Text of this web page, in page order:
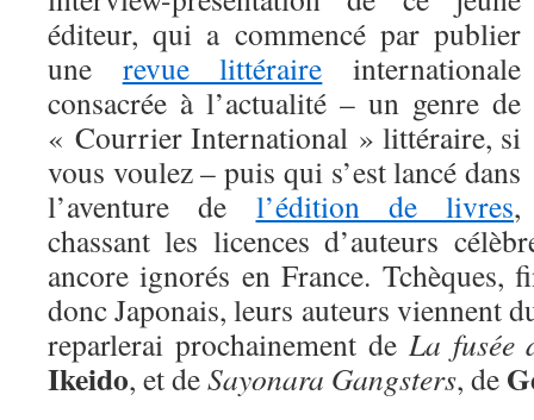
éditeur, qui a commencé par publier
une revue littéraire internationale
consacrée à l’actualité – un genre de
« Courrier International » littéraire, si
vous voulez – puis qui s’est lancé dans
l’aventure de l’édition de livres,
chassant les licences d’auteurs
ancore ignorés en France. Tchèques,
donc Japonais, leurs auteurs viennent
reparlerai prochainement de La fusée
Ikeido, et deSayonara Gangsters, de